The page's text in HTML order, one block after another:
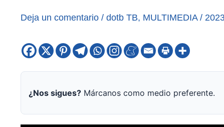
Deja un comentario / dotb TB, MULTIMEDIA/
¿Nos sigues?Márcanos como medio preferente.